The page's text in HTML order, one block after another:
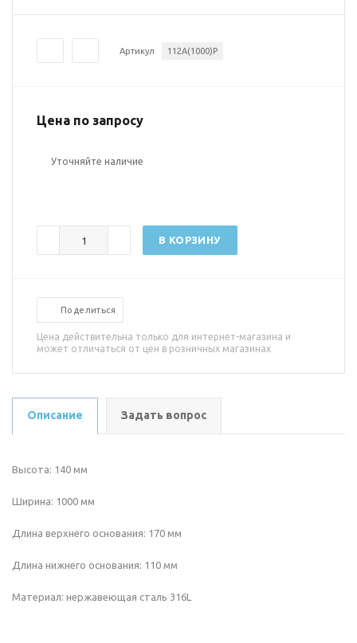
Артикул 112A(1000)P
Цена по запросу
Уточняйте наличие
В КОРЗИНУ
Поделиться
Цена действительна только для интернет-магазина и
может отличаться от цен в розничных магазинах
Описание Задать вопрос
Высота: 140 мм
Ширина: 1000 мм
Длина верхнего основания: 170 мм
Длина нижнего основания: 110 мм
Материал: нержавеющая сталь 316L